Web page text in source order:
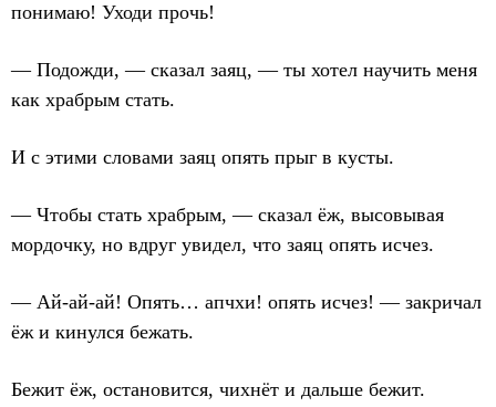
понимаю! Уходи прочь!
— Подожди, — сказал заяц, — ты хотел научить меня
как храбрым стать.
И с этими словами заяц опять прыг в кусты.
— Чтобы стать храбрым, — сказал ёж, высовывая
мордочку, но вдруг увидел, что заяц опять исчез.
— Ай-ай-ай! Опять… апчхи! опять исчез! — закричал
ёж и кинулся бежать.
Бежит ёж, остановится, чихнёт и дальше бежит.